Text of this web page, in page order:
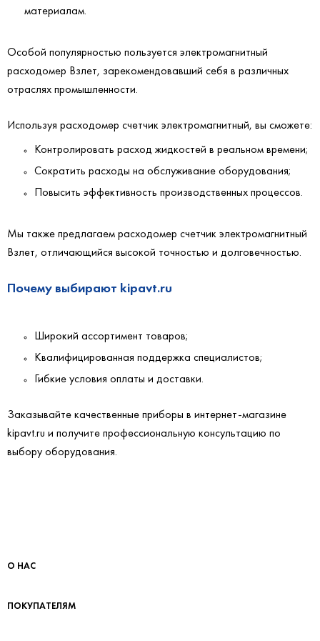
материалам.
Особой популярностью пользуется электромагнитный
расходомер Взлет, зарекомендовавший себя в различных
отраслях промышленности.
Используя расходомер счетчик электромагнитный, вы сможете:
Контролировать расход жидкостей в реальном времени;
Сократить расходы на обслуживание оборудования;
Повысить эффективность производственных процессов.
Мы также предлагаем расходомер счетчик электромагнитный
Взлет, отличающийся высокой точностью и долговечностью.
Почему выбирают kipavt.ru
Широкий ассортимент товаров;
Квалифицированная поддержка специалистов;
Гибкие условия оплаты и доставки.
Заказывайте качественные приборы в интернет-магазине
kipavt.ru и получите профессиональную консультацию по
выбору оборудования.
О НАС
ПОКУПАТЕЛЯМ